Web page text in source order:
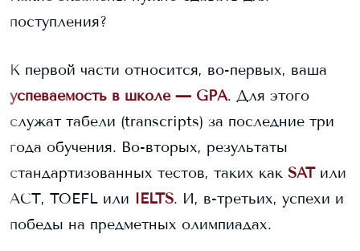
поступления?
К первой части относится, во-первых, ваша
успеваемость в школе — GPA. Для этого
служат табели (transcripts) за последние три
года обучения. Во-вторых, результаты
стандартизованных тестов, таких как SAT или
ACT, TOEFL или IELTS. И, в-третьих, успехи и
победы на предметных олимпиадах.